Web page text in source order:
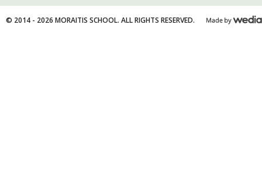
© 2014 - 2026 MORAITIS SCHOOL. ALL RIGHTS RESERVED.